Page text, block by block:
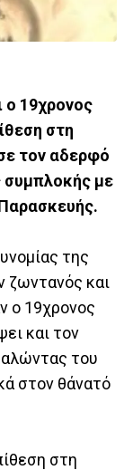
ο 19χρονος
στη
τον αδερφό
συμπλοκής με
της
ζωντανός και
ο 19χρονος
και τον
του
στον θάνατό
στη